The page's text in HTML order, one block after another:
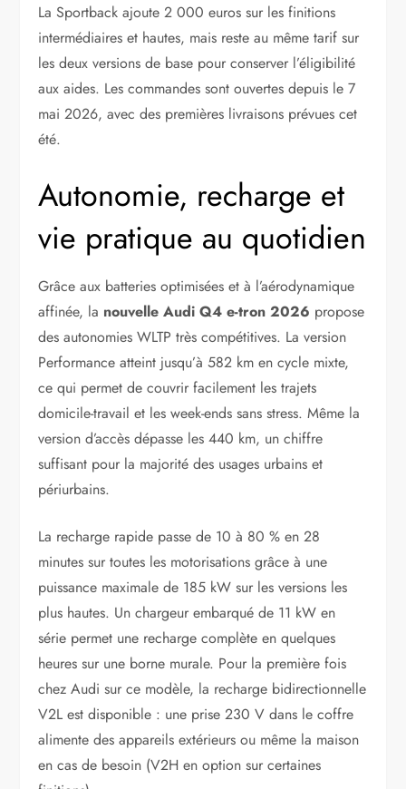
La Sportback ajoute 2 000 euros sur les finitions
intermédiaires et hautes, mais reste au même tarif sur
les deux versions de base pour conserver l’éligibilité
aux aides. Les commandes sont ouvertes depuis le 7
mai 2026, avec des premières livraisons prévues cet
été.
Autonomie, recharge et
vie pratique au quotidien
Grâce aux batteries optimisées et à l’aérodynamique
affinée, la nouvelle Audi Q4 e-tron 2026 propose
des autonomies WLTP très compétitives. La version
Performance atteint jusqu’à 582 km en cycle mixte,
ce qui permet de couvrir facilement les trajets
domicile-travail et les week-ends sans stress. Même la
version d’accès dépasse les 440 km, un chiffre
suffisant pour la majorité des usages urbains et
périurbains.
La recharge rapide passe de 10 à 80 % en 28
minutes sur toutes les motorisations grâce à une
puissance maximale de 185 kW sur les versions les
plus hautes. Un chargeur embarqué de 11 kW en
série permet une recharge complète en quelques
heures sur une borne murale. Pour la première fois
chez Audi sur ce modèle, la recharge bidirectionnelle
V2L est disponible : une prise 230 V dans le coffre
alimente des appareils extérieurs ou même la maison
en cas de besoin (V2H en option sur certaines